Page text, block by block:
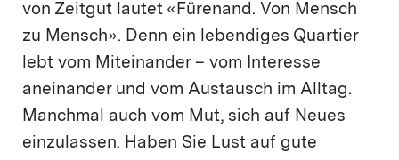
von Zeitgut lautet «Fürenand. Von Mensch
zu Mensch». Denn ein lebendiges Quartier
lebt vom Miteinander – vom Interesse
aneinander und vom Austausch im Alltag.
Manchmal auch vom Mut, sich auf Neues
einzulassen. Haben Sie Lust auf gute